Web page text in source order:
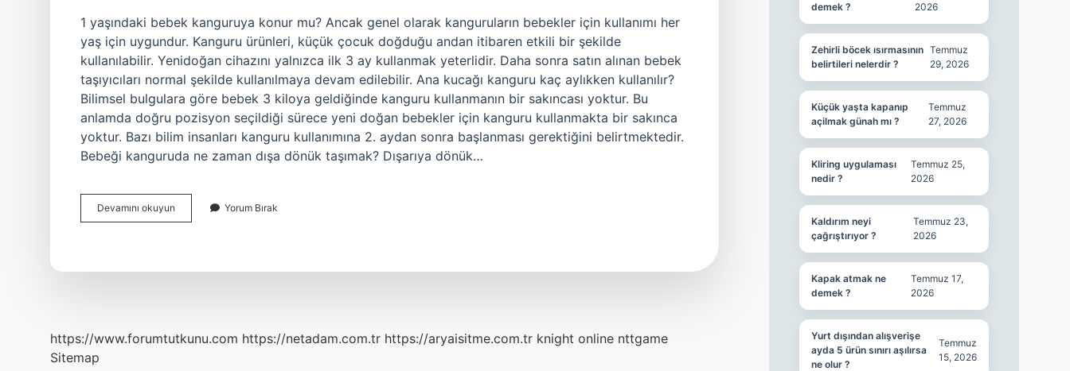
1 yaşındaki bebek kanguruya konur mu? Ancak genel olarak kanguruların bebekler için kullanımı her
yaş için uygundur. Kanguru ürünleri, küçük çocuk doğduğu andan itibaren etkili bir şekilde
kullanılabilir. Yenidoğan cihazını yalnızca ilk 3 ay kullanmak yeterlidir. Daha sonra satın alınan bebek
taşıyıcıları normal şekilde kullanılmaya devam edilebilir. Ana kucağı kanguru kaç aylıkken kullanılır?
Bilimsel bulgulara göre bebek 3 kiloya geldiğinde kanguru kullanmanın bir sakıncası yoktur. Bu
anlamda doğru pozisyon seçildiği sürece yeni doğan bebekler için kanguru kullanmakta bir sakınca
yoktur. Bazı bilim insanları kanguru kullanımına 2. aydan sonra başlanması gerektiğini belirtmektedir.
Bebeği kanguruda ne zaman dışa dönük taşımak? Dışarıya dönük…
Devamını okuyun
Kucağı
Yorum Bırak
https://www.forumtutkunu.com https://netadam.com.tr https://aryaisitme.com.tr knight online nttgame
Sitemap
demek ?
2026
Zehirli böcek ısırmasının
belirtileri nelerdir ?
Temmuz
29, 2026
Küçük yaşta kapanıp
açilmak günah mı ?
Temmuz
27, 2026
Kliring uygulaması
nedir ?
Temmuz 25,
2026
Kaldırım neyi
çağrıştırıyor ?
Temmuz 23,
2026
Kapak atmak ne
demek ?
Temmuz 17,
2026
Yurt dışından alışverişe
ayda 5 ürün sınırı aşılırsa
ne olur ?
Temmuz
15, 2026